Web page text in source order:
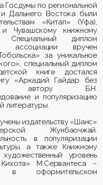
Госдумы по региональной
Дальнего Востока были
«Китап» (Уфа),
Чувашскому книжному
Специальный диплом
ассоциации вручен
за уникальное
специальный диплом
книге достался
«Аркадий Гайдар без
автору Б.Н.
и популяризацию
литературы.
издательству «Шанс»
Жунбаочжай.
в популяризации
а также Книжному
уровень
Кихота»М.Сервантеса–
в оформительском